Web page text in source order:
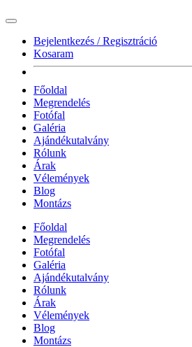
Bejelentkezés / Regisztráció
Kosaram
Főoldal
Megrendelés
Fotófal
Galéria
Ajándékutalvány
Rólunk
Árak
Vélemények
Blog
Montázs
Főoldal
Megrendelés
Fotófal
Galéria
Ajándékutalvány
Rólunk
Árak
Vélemények
Blog
Montázs